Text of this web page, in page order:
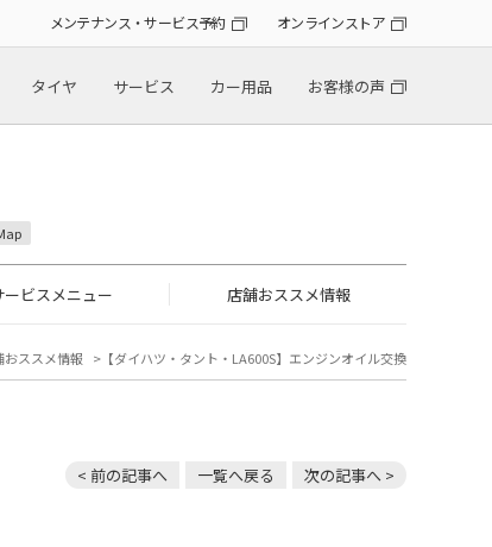
メンテナンス・サービス予約 オンラインストア
タイヤ サービス カー用品 お客様の声
ービスメニュー 店舗おススメ情報
おススメ情報 【ダイハツ・タント・LA600S】エンジンオイル交換
< 前の記事へ 一覧へ戻る 次の記事へ >